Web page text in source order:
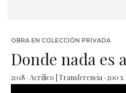
OBRA EN COLECCIÓN PRIVADA
Donde nada es
2018 · Acrílico | Transferencia · 200 x